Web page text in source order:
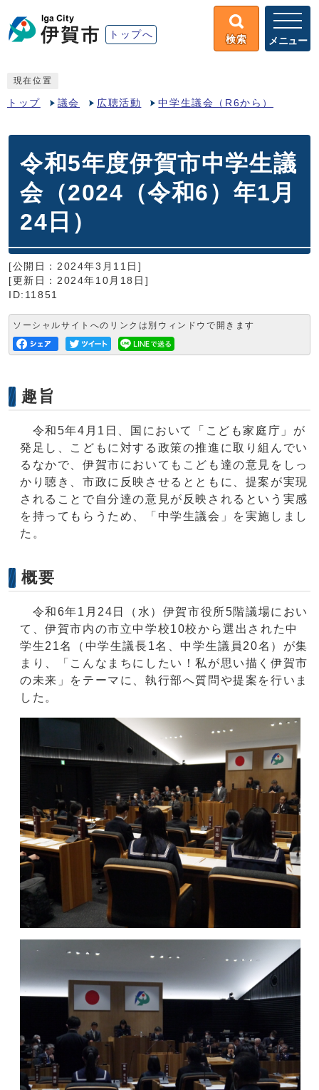
トップへ 検索 メニュー
現在位置
トップ 議会 広聴活動 中学生議会（R6から）
令和5年度伊賀市中学生議
会（2024（令和6）年1月
24日）
[公開日：2024年3月11日]
[更新日：2024年10月18日]
ID:11851
ソーシャルサイトへのリンクは別ウィンドウで開きます
趣旨
令和5年4月1日、国において「こども家庭庁」が
発足し、こどもに対する政策の推進に取り組んでい
るなかで、伊賀市においてもこども達の意見をしっ
かり聴き、市政に反映させるとともに、提案が実現
されることで自分達の意見が反映されるという実感
を持ってもらうため、「中学生議会」を実施しまし
た。
概要
令和6年1月24日（水）伊賀市役所5階議場におい
て、伊賀市内の市立中学校10校から選出された中
学生21名（中学生議長1名、中学生議員20名）が集
まり、「こんなまちにしたい！私が思い描く伊賀市
の未来」をテーマに、執行部へ質問や提案を行いま
した。